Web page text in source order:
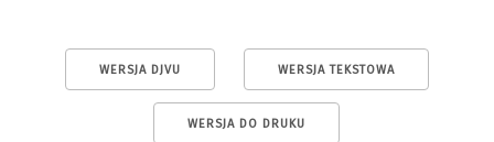
WERSJA DJVU WERSJA TEKSTOWA
WERSJA DO DRUKU